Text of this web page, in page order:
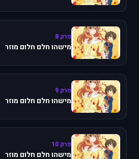
פרק 8
מישהו חלם חלום מוזר
פרק 9
מישהו חלם חלום מוזר
פרק 10
מישהו חלם חלום מוזר